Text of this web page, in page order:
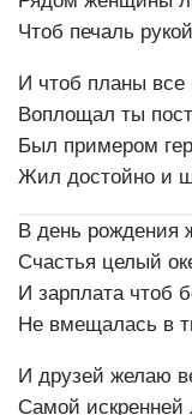
Чтоб печаль
И чтоб планы все
Воплощал ты
Был примером
Жил достойно и
В день рождения
Счастья целый
И зарплата чтоб
Не вмещалась в
И друзей желаю
Самой